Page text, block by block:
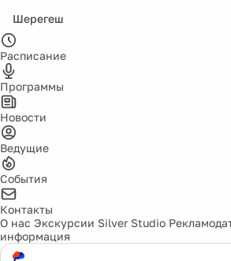
Шерегеш
Расписание
Программы
Новости
Ведущие
События
Контакты
О нас Экскурсии Silver Studio
информация